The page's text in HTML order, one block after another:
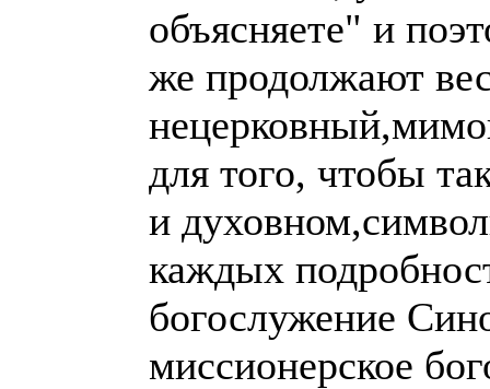
объясняете" и
же продолжают
для того, чтобы
и
каждых
богослужение
миссионерское